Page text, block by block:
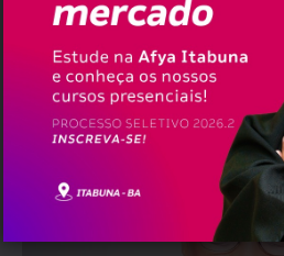
Educação
Ministra Marina Silva
internada por causa